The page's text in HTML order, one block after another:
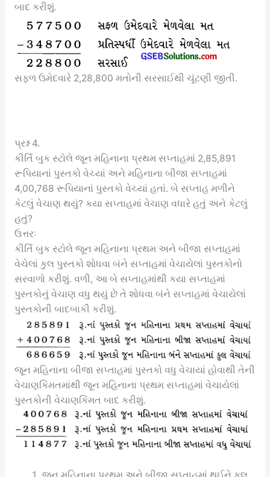
બાદ કરીશું.
સફળ ઉમેદવારે 2,28,800 મતોની સરસાઈથી ચૂંટણી જીતી.
પ્રશ્ન 4.
કીર્તિ બુક સ્ટોલે જૂન મહિનાના પ્રથમ સપ્તાહમાં 2,85,891
રૂપિયાનાં પુસ્તકો વેચ્યાં અને મહિનાના બીજા સપ્તાહમાં
4,00,768 રૂપિયાનાં પુસ્તકો વેચ્યાં હતાં. બે સપ્તાહ મળીને
કેટલું વેચાણ થયું? કયા સપ્તાહમાં વેચાણ વધારે હતું અને કેટલું
હતું?
ઉત્તરઃ
કીર્તિ બુક સ્ટોલે જૂન મહિનાના પ્રથમ અને બીજા સપ્તાહમાં
વેચેલાં કુલ પુસ્તકો શોધવા બંને સપ્તાહમાં વેચાયેલાં પુસ્તકોનો
સરવાળો કરીશું. વળી, આ બે સપ્તાહમાંથી કયા સપ્તાહમાં
પુસ્તકોનું વેચાણ વધુ થયું છે તે શોધવા બંને સપ્તાહમાં વેચાયેલાં
પુસ્તકોની બાદબાકી કરીશું.
જૂન મહિનાના બીજા સપ્તાહમાં પુસ્તકો વધુ વેચાયાં હોવાથી તેની
વેચાણકિંમતમાંથી જૂન મહિનાના પ્રથમ સપ્તાહમાં વેચાયેલાં
પુસ્તકોની વેચાણકિંમત બાદ કરીશું.